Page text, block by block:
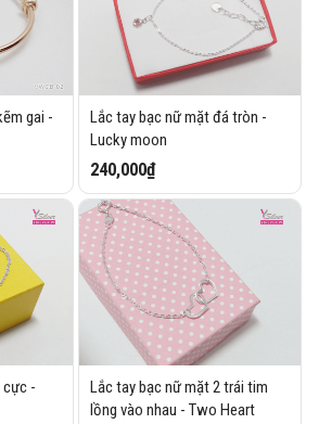
gai -
Lắc tay bạc nữ mặt đá tròn -
Lucky moon
240,000₫
cực -
Lắc tay bạc nữ mặt 2 trái tim
lồng vào nhau - Two Heart